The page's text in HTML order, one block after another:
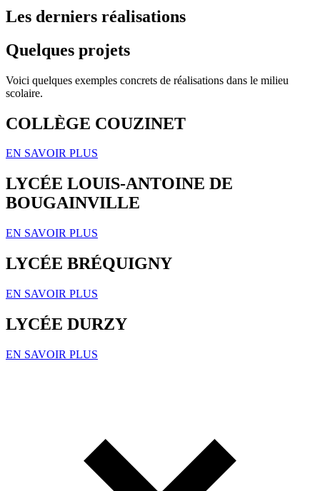
Les derniers réalisations
Quelques projets
Voici quelques exemples concrets de réalisations dans le milieu
scolaire.
COLLÈGE COUZINET
EN SAVOIR PLUS
LYCÉE LOUIS-ANTOINE DE
BOUGAINVILLE
EN SAVOIR PLUS
LYCÉE BRÉQUIGNY
EN SAVOIR PLUS
LYCÉE DURZY
EN SAVOIR PLUS